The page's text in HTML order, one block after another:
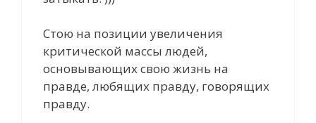
Стою на позиции увеличения
критической массы людей,
основывающих свою жизнь на
правде, любящих правду, говорящих
правду.